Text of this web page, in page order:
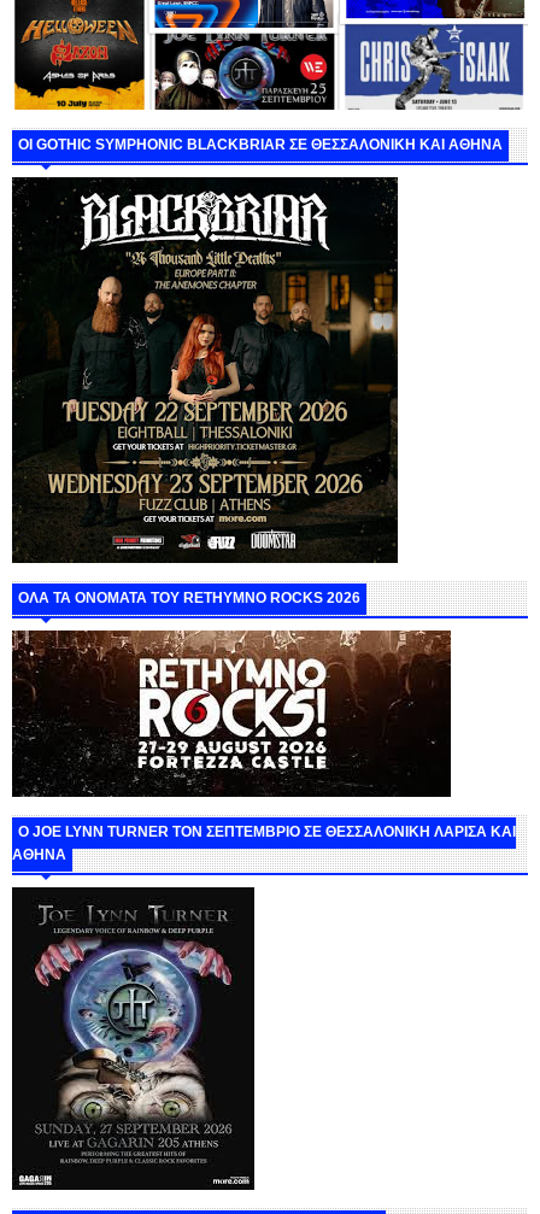
ΟΙ GOTHIC SYMPHONIC BLACKBRIAR ΣΕ ΘΕΣΣΑΛΟΝΙΚΗ ΚΑΙ ΑΘΗΝΑ
ΟΛΑ ΤΑ ΟΝΟΜΑΤΑ ΤΟΥ RETHYMNO ROCKS 2026
O JOE LYNN TURNER ΤΟΝ ΣΕΠΤΕΜΒΡΙΟ ΣΕ ΘΕΣΣΑΛΟΝΙΚΗ ΛΑΡΙΣΑ ΚΑΙ
ΑΘΗΝΑ